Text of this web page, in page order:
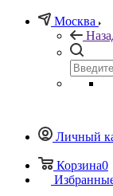
Москва
Личный
Корзина0